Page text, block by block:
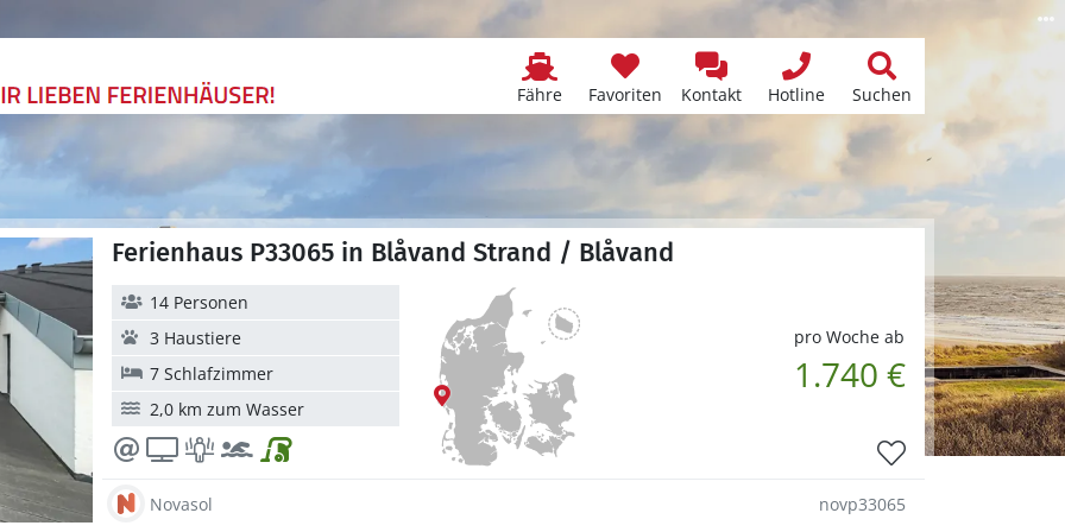
Fähre Favoriten Kontakt Hotline Suchen
Ferienhaus P33065 in Blåvand Strand / Blåvand
pro Woche ab
1.740 €
14 Personen
3 Haustiere
7 Schlafzimmer
2,0 km zum Wasser
Novasol novp33065